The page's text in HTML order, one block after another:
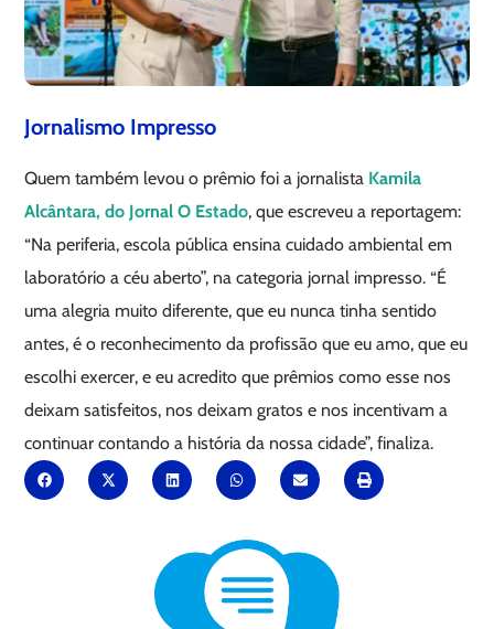
Jornalismo Impresso
Quem também levou o prêmio foi a jornalista Kamila
Alcântara, do Jornal O Estado, que escreveu a reportagem:
“Na periferia, escola pública ensina cuidado ambiental em
laboratório a céu aberto”, na categoria jornal impresso. “É
uma alegria muito diferente, que eu nunca tinha sentido
antes, é o reconhecimento da profissão que eu amo, que eu
escolhi exercer, e eu acredito que prêmios como esse nos
deixam satisfeitos, nos deixam gratos e nos incentivam a
continuar contando a história da nossa cidade”, finaliza.